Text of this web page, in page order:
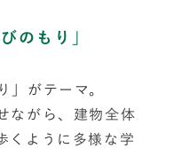
のもり」
」がテーマ。
ながら、建物全体
くように多様な学